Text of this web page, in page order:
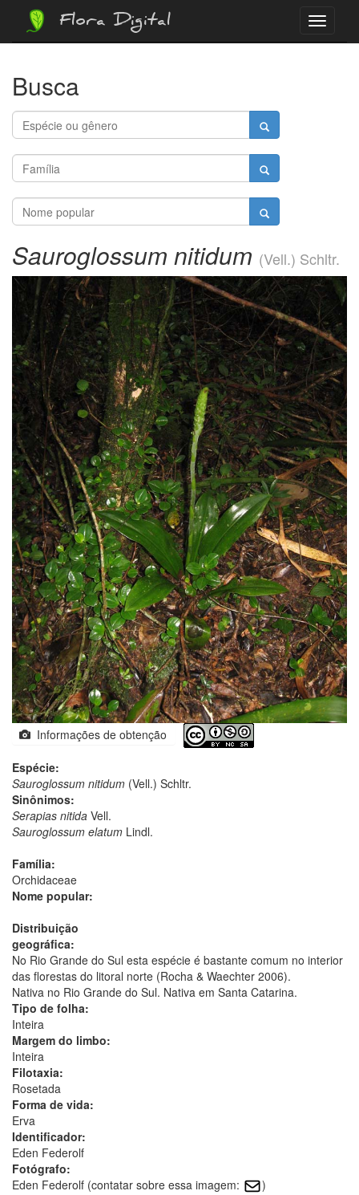
Menu
Flora Digital
Busca
Sauroglossum nitidum (Vell.) Schltr.
Informações de obtenção
Espécie:
Sauroglossum nitidum (Vell.) Schltr.
Sinônimos:
Serapias nitida Vell.
Sauroglossum elatum Lindl.
Família:
Orchidaceae
Nome popular:
Distribuição
geográfica:
No Rio Grande do Sul esta espécie é bastante comum no interior
das florestas do litoral norte (Rocha & Waechter 2006).
Nativa no Rio Grande do Sul. Nativa em Santa Catarina.
Tipo de folha:
Inteira
Margem do limbo:
Inteira
Filotaxia:
Rosetada
Forma de vida:
Erva
Identificador:
Eden Federolf
Fotógrafo:
Eden Federolf (contatar sobre essa imagem:
)